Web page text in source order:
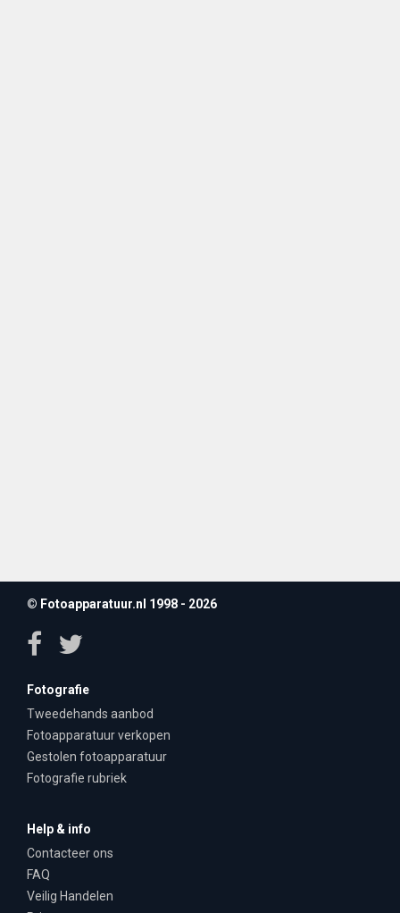
© Fotoapparatuur.nl 1998 - 2026
Fotografie
Tweedehands aanbod
Fotoapparatuur verkopen
Gestolen fotoapparatuur
Fotografie rubriek
Help & info
Contacteer ons
FAQ
Veilig Handelen